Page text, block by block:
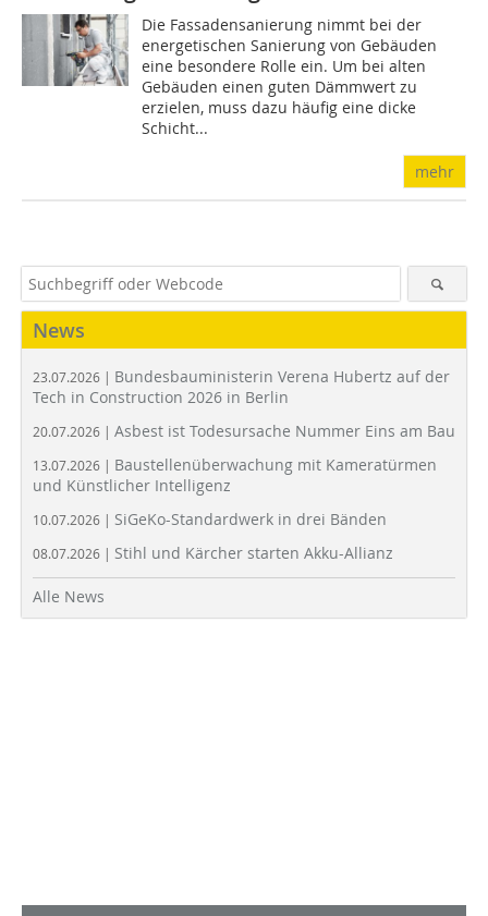
Die Fassadensanierung nimmt bei der
energetischen Sanierung von Gebäuden
eine besondere Rolle ein. Um bei alten
Gebäuden einen guten Dämmwert zu
erzielen, muss dazu häufig eine dicke
Schicht...
mehr
News
23.07.2026 | Bundesbauministerin Verena Hubertz auf der
Tech in Construction 2026 in Berlin
20.07.2026 | Asbest ist Todesursache Nummer Eins am Bau
13.07.2026 | Baustellenüberwachung mit Kameratürmen
und Künstlicher Intelligenz
10.07.2026 | SiGeKo-Standardwerk in drei Bänden
08.07.2026 | Stihl und Kärcher starten Akku-Allianz
Alle News